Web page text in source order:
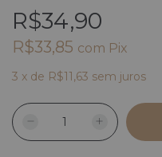
R$34,90
R$33,85 com Pix
3 x de R$11,63 sem juros